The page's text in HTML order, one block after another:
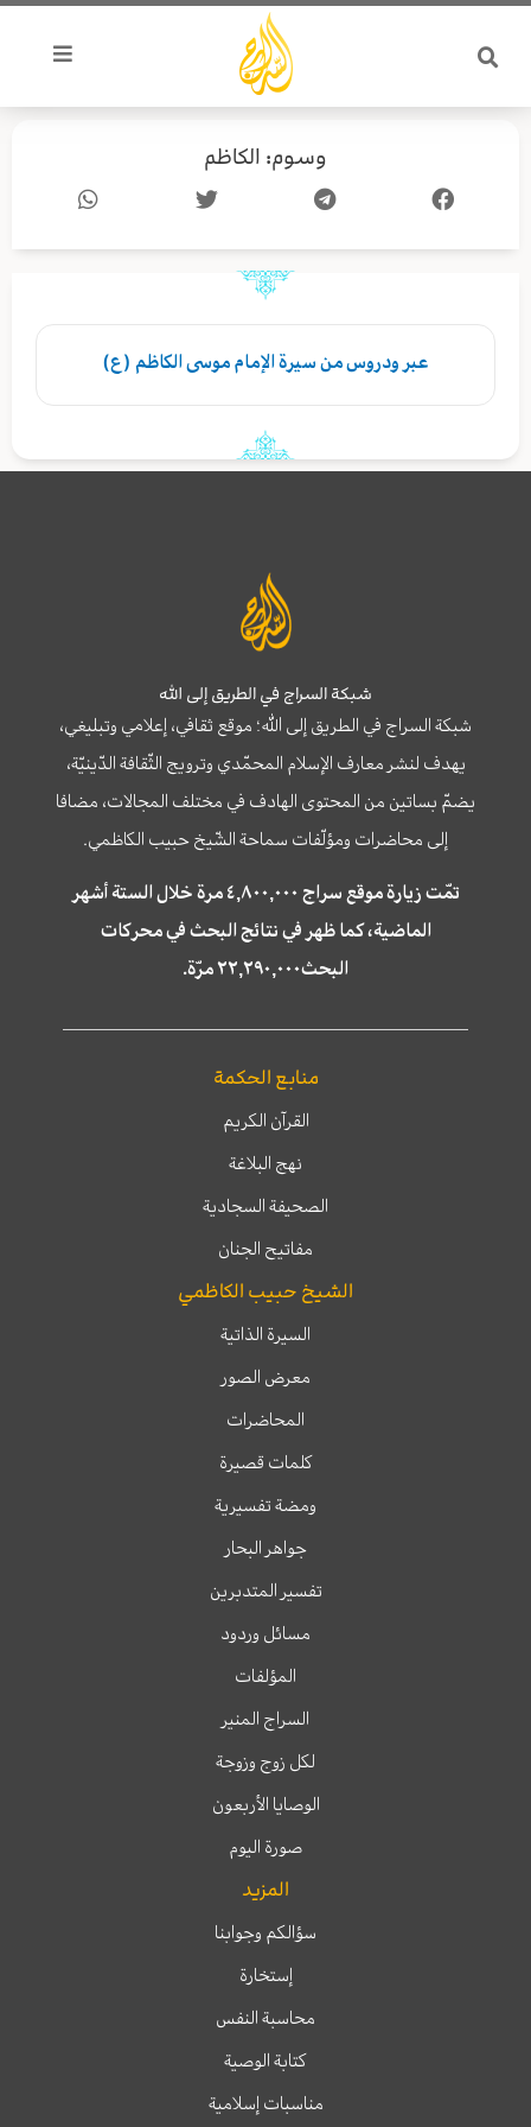
تخطي
المحتوى
وسوم: الكاظم
عبر ودروس من سيرة الإمام موسى الكاظم (ع)
شبكة السراج في الطريق إلى الله
شبكة السراج في الطريق إلى الله؛ موقع ثقافي، إعلامي وتبليغي،
يهدف لنشر معارف الإسلام المحمّدي وترويج الثّقافة الدّينيّة،
يضمّ بساتين من المحتوى الهادف في مختلف المجالات، مضافا
إلى محاضرات ومؤلّفات سماحة الشّيخ حبيب الكاظمي.
تمّت زيارة موقع سراج ٤,٨٠٠,٠٠٠ مرة خلال الستة أشهر
الماضية، كما ظهر في نتائج البحث في محركات
البحث٢٢,٢٩٠,٠٠٠ مرّة.
منابع الحكمة
القرآن الكريم
نهج البلاغة
الصحيفة السجادية
مفاتيح الجنان
الشيخ حبيب الكاظمي
السيرة الذاتية
معرض الصور
المحاضرات
كلمات قصيرة
ومضة تفسيرية
جواهر البحار
تفسير المتدبرين
مسائل وردود
المؤلفات
السراج المنير
لكل زوج وزوجة
الوصايا الأربعون
صورة اليوم
المزيد
سؤالكم وجوابنا
إستخارة
محاسبة النفس
كتابة الوصية
مناسبات إسلامية